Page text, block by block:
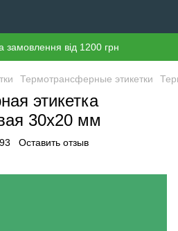
замовлення від 1200 грн
Термотрансферные этикетки
этикетка
30х20 мм
Оставить отзыв